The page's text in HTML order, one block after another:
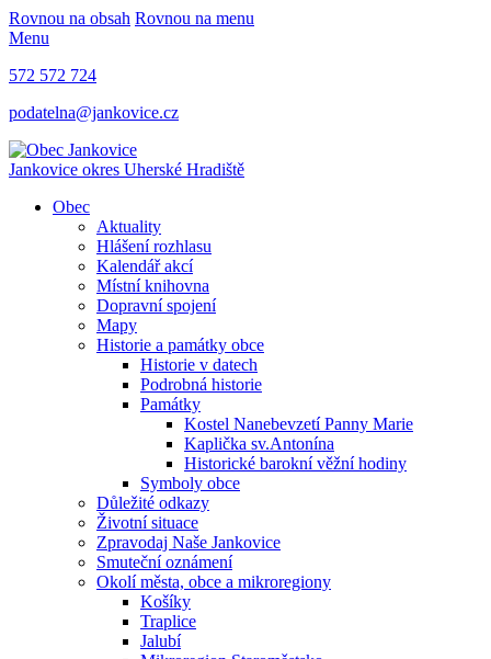
Rovnou na obsah Rovnou na menu
Menu
572 572 724
podatelna@jankovice.cz
Jankovice okres Uherské Hradiště
Obec
Aktuality
Hlášení rozhlasu
Kalendář akcí
Místní knihovna
Dopravní spojení
Mapy
Historie a památky obce
Historie v datech
Podrobná historie
Památky
Kostel Nanebevzetí Panny Marie
Kaplička sv.Antonína
Historické barokní věžní hodiny
Symboly obce
Důležité odkazy
Životní situace
Zpravodaj Naše Jankovice
Smuteční oznámení
Okolí města, obce a mikroregiony
Košíky
Traplice
Jalubí